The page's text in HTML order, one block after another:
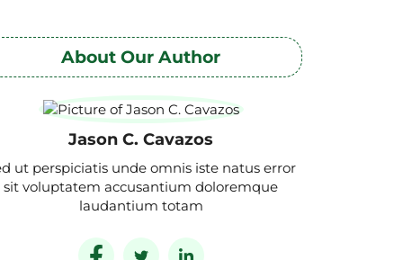
About Our Author
Jason C. Cavazos
ut perspiciatis unde omnis iste natus error
sit voluptatem accusantium doloremque
laudantium totam